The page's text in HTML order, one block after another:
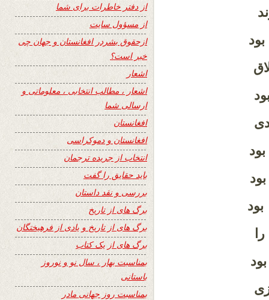
از دفتر خاطرات برای شما
از مسؤول سایت
ازحقوق بشردر افغانستان و جهان چی
خبر است؟
اشعار
اشعار ، مطالب انتخابی ، معلوماتی و
ارسالی شما
افغانستان
افغانستان و دموکراسی
انتخاب از جریده ترجمان
باید حقایق را گفت
بررسی و نقد داستان
برگ های از تاریخ
برگ های از تاریخ و یادی از فرهیختگان
برگ های از یک کتاب
بمناسبت بهار ، سال نو و نوروز
باستانی
بمناسبت روز جهانی مادر